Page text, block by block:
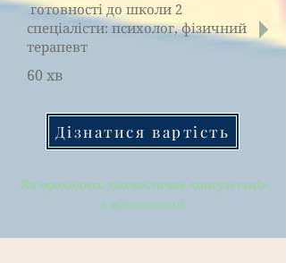
готовності до школи 2
спеціалісти: психолог, фізичний
терапевт
60 хв
Дізнатися вартість
Як проходить діагностична консультація
з психологом?